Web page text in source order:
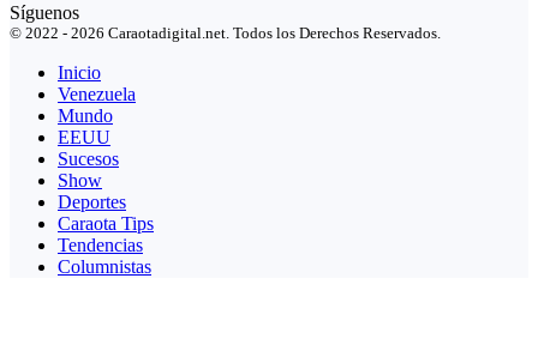
Síguenos
© 2022 - 2026 Caraotadigital.net. Todos los Derechos Reservados.
Inicio
Venezuela
Mundo
EEUU
Sucesos
Show
Deportes
Caraota Tips
Tendencias
Columnistas